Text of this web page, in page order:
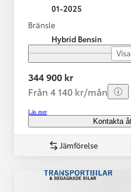
01-2025
Bränsle
Hybrid Bensin
344 900 kr
Från 4 140 kr/mån
Läs mer
Kontakta
Jämförelse